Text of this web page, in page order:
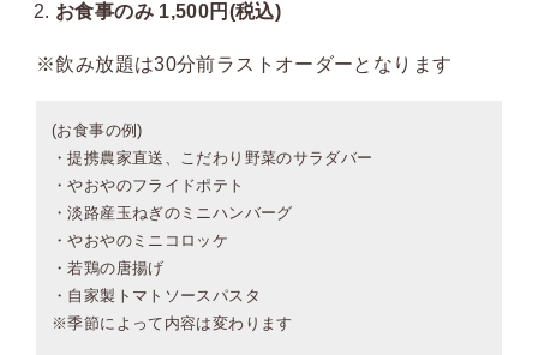
お食事のみ 1,500円(税込)
※飲み放題は30分前ラストオーダーとなります
(お食事の例)
・提携農家直送、こだわり野菜のサラダバー
・やおやのフライドポテト
・淡路産玉ねぎのミニハンバーグ
・やおやのミニコロッケ
・若鶏の唐揚げ
・自家製トマトソースパスタ
※季節によって内容は変わります